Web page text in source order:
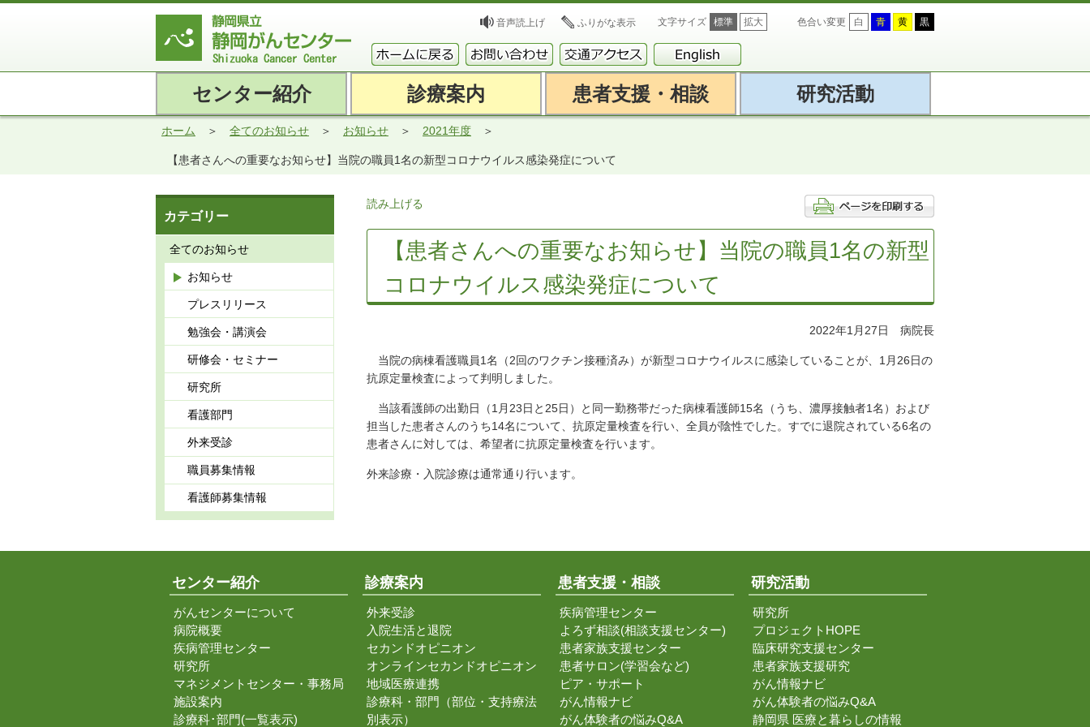
音声読上げ ふりがな表示 文字サイズ 標準 拡大 色合い変更 白 青 黄 黒
センター紹介 診療案内 患者支援・相談 研究活動
ホーム 全てのお知らせ お知らせ 2021年度
【患者さんへの重要なお知らせ】当院の職員1名の新型コロナウイルス感染発症について
読み上げる
【患者さんへの重要なお知らせ】当院の職員1名の新型
コロナウイルス感染発症について
2022年1月27日 病院長
当院の病棟看護職員1名（2回のワクチン接種済み）が新型コロナウイルスに感染していることが、1月26日の
抗原定量検査によって判明しました。
当該看護師の出勤日（1月23日と25日）と同一勤務帯だった病棟看護師15名（うち、濃厚接触者1名）および
担当した患者さんのうち14名について、抗原定量検査を行い、全員が陰性でした。すでに退院されている6名の
患者さんに対しては、希望者に抗原定量検査を行います。
外来診療・入院診療は通常通り行います。
カテゴリー
全てのお知らせ
お知らせ
プレスリリース
勉強会・講演会
研修会・セミナー
研究所
看護部門
外来受診
職員募集情報
看護師募集情報
センター紹介
がんセンターについて
病院概要
疾病管理センター
研究所
マネジメントセンター・事務局
施設案内
診療科･部門(一覧表示)
診療案内
外来受診
入院生活と退院
セカンドオピニオン
オンラインセカンドオピニオン
地域医療連携
診療科・部門（部位・支持療法
別表示）
患者支援・相談
疾病管理センター
よろず相談(相談支援センター)
患者家族支援センター
患者サロン(学習会など)
ピア・サポート
がん情報ナビ
がん体験者の悩みQ&A
研究活動
研究所
プロジェクトHOPE
臨床研究支援センター
患者家族支援研究
がん情報ナビ
がん体験者の悩みQ&A
静岡県 医療と暮らしの情報